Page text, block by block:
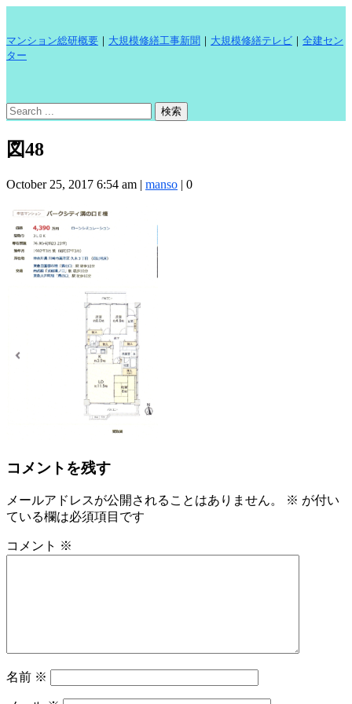
マンション総研概要 ｜ 大規模修繕工事新聞 ｜ 大規模修繕テレビ ｜ 全建セン
ター
図48
October 25, 2017 6:54 am | manso | 0
コメントを残す
メールアドレスが公開されることはありません。 ※ が付い
ている欄は必須項目です
コメント ※
名前 ※